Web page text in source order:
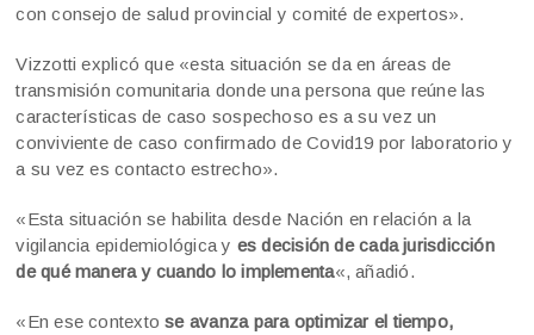
con consejo de salud provincial y comité de expertos».
Vizzotti explicó que «esta situación se da en áreas de
transmisión comunitaria donde una persona que reúne las
características de caso sospechoso es a su vez un
conviviente de caso confirmado de Covid19 por laboratorio y
a su vez es contacto estrecho».
«Esta situación se habilita desde Nación en relación a la
vigilancia epidemiológica y es decisión de cada jurisdicción
de qué manera y cuando lo implementa«, añadió.
«En ese contextose avanza para optimizar el tiempo,